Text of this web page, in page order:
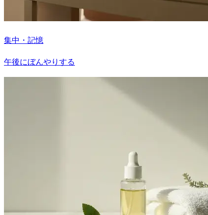
集中・記憶
午後にぼんやりする